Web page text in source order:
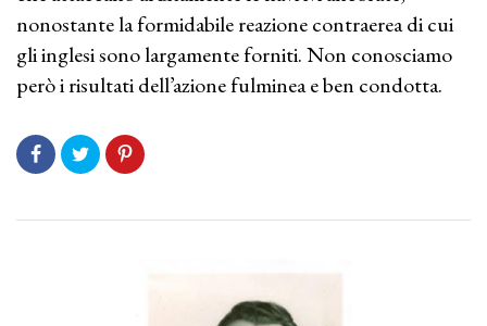
nonostante la formidabile reazione contraerea di cui
gli inglesi sono largamente forniti. Non conosciamo
però i risultati dell’azione fulminea e ben condotta.